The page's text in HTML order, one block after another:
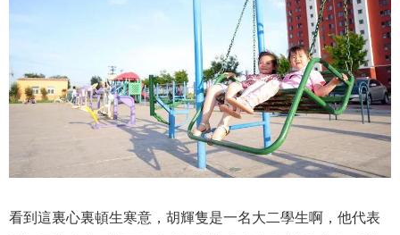
看到這裏心裏頓生寒意，胡輝隻是一名大二學生啊，他代表